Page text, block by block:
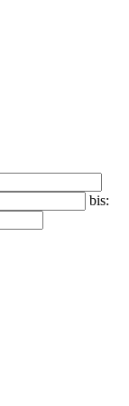
bis: